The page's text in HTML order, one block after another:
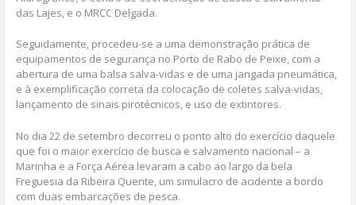
das Lajes, e o MRCC Delgada.
Seguidamente, procedeu-se a uma demonstração prática de
equipamentos de segurança no Porto de Rabo de Peixe, com a
abertura de uma balsa salva-vidas e de uma jangada pneumática,
e à exemplificação correta da colocação de coletes salva-vidas,
lançamento de sinais pirotécnicos, e uso de extintores.
No dia 22 de setembro decorreu o ponto alto do exercício daquele
que foi o maior exercício de busca e salvamento nacional – a
Marinha e a Força Aérea levaram a cabo ao largo da bela
Freguesia da Ribeira Quente, um simulacro de acidente a bordo
com duas embarcações de pesca.